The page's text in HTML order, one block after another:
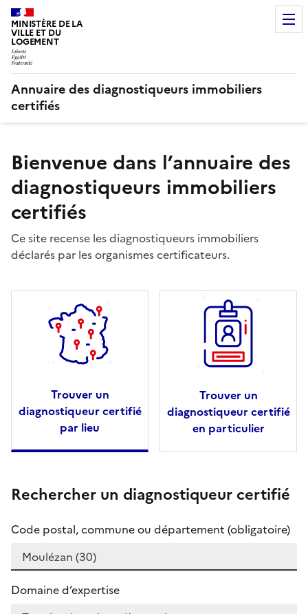
MINISTÈRE DE LA
VILLE ET DU
LOGEMENT
Annuaire des diagnostiqueurs immobiliers
certifiés
Bienvenue dans l’annuaire des
diagnostiqueurs immobiliers
certifiés
Ce site recense les diagnostiqueurs immobiliers
déclarés par les organismes certificateurs.
Trouver un
diagnostiqueur certifié
par lieu
Trouver un
diagnostiqueur certifié
en particulier
Rechercher un diagnostiqueur certifié
Code postal, commune ou département (obligatoire)
Domaine d’expertise